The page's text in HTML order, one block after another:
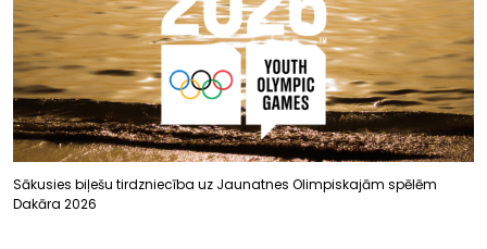
Sākusies biļešu tirdzniecība uz Jaunatnes Olimpiskajām spēlēm
Dakāra 2026